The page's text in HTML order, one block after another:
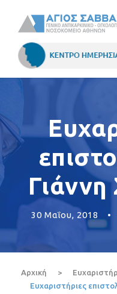
30 Μαΐου, 2018 •
Αρχική >
Ευχαριστήριες